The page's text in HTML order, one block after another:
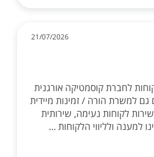
21/07/2026
לחברת קוסמטיקה אורגנית
למשרת הורה / זמינות מיידית
לקוחות נעימה, שירותית
למענה ולליווי הלקוחות ...